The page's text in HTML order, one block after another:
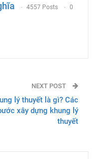
4557 Posts 0
NEXT POST
lý thuyết là gì? Các
xây dựng khung lý
thuyết